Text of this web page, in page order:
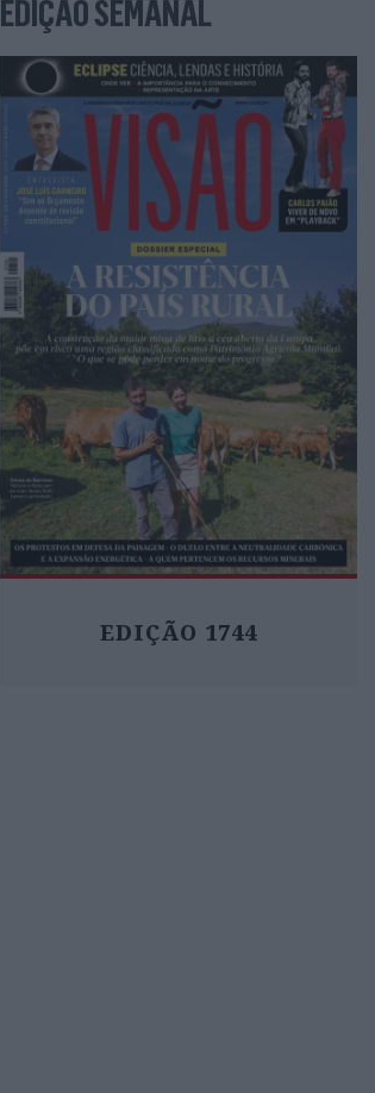
EDIÇÃO SEMANAL
EDIÇÃO 1744